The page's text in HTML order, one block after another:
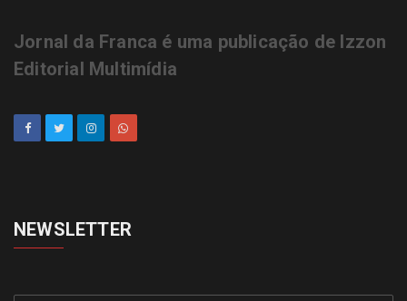
Jornal da Franca é uma publicação de Izzon
Editorial Multimídia
NEWSLETTER